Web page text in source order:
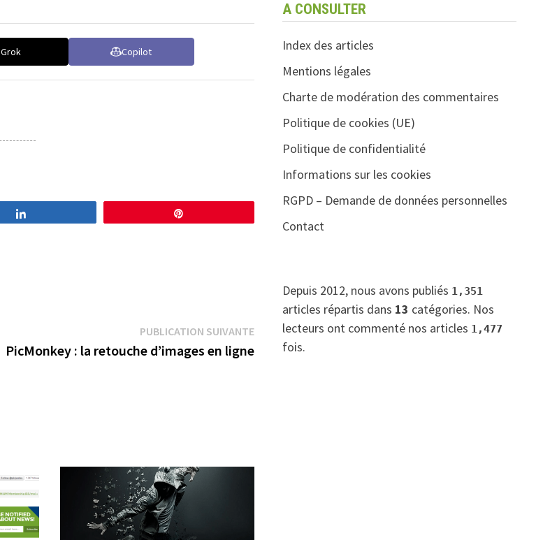
Grok Copilot
PUBLICATION SUIVANTEPublication
suivante :
PicMonkey : la retouche d’images en ligne
A CONSULTER
Index des articles
Mentions légales
Charte de modération des commentaires
Politique de cookies (UE)
Politique de confidentialité
Informations sur les cookies
RGPD – Demande de données personnelles
Contact
Depuis 2012, nous avons publiés 1,351
articles répartis dans 13 catégories. Nos
lecteurs ont commenté nos articles 1,477
fois.